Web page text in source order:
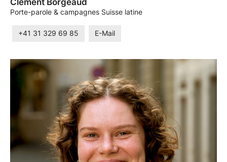
Porte-parole & campagnes Suisse latine
+41 31 329 69 85 E-Mail